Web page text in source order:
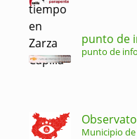
punto de
punto de
Municipio de